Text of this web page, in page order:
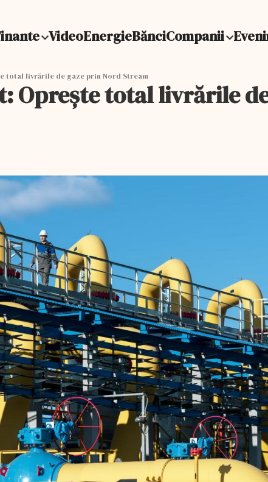
VideoEnergieBănciCompanii
total livrările de gaze prin Nord Stream
Oprește total livrările